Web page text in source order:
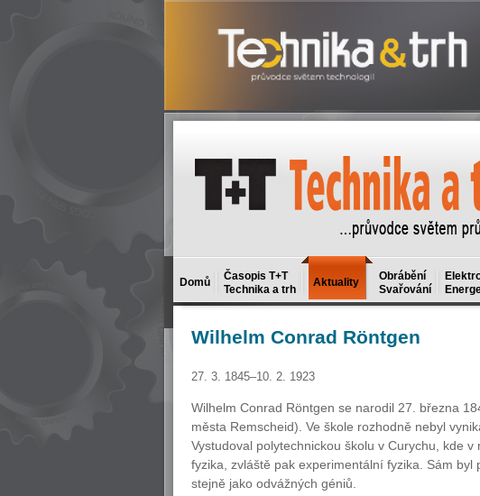
Domů
Časopis T+T
Technika a trh
Aktuality
Obrábění
Svařování
Wilhelm Conrad Röntgen
27. 3. 1845–10. 2. 1923
Wilhelm Conrad Röntgen se narodil 27. března
města Remscheid). Ve škole rozhodně nebyl
Vystudoval polytechnickou školu v Curychu, kde
fyzika, zvláště pak experimentální fyzika. Sám
stejně jako odvážných géniů.